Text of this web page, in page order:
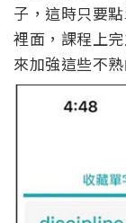
子，這時只要
裡面，課程上
來加強這些不熟